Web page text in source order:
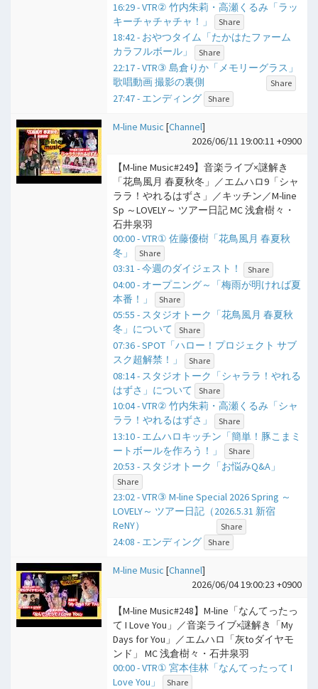
16:29 - VTR② 竹内朱莉・高瀬くるみ「ラッ
キーチャチャチャ！」
Share
18:42 - おやつタイム「たかはたファーム
カラフルボール」
Share
22:17 - VTR③ 島倉りか「メモリーグラス」
歌唱動画 撮影の裏側
Share
27:47 - エンディング Share
M-line Music [Channel]
2026/06/11 19:00:11 +0900
【M-line Music#249】音楽ライブ×謎解き
「花鳥風月 春夏秋冬」／エムハロ9「シャ
ララ！やれるはずさ」／キッチン／M-line
Sp ～LOVELY～ ツアー日記 MC 浅倉樹々・
石井泉羽
00:00 - VTR① 佐藤優樹「花鳥風月 春夏秋
冬」
Share
03:31 - 今週のダイジェスト！ Share
04:00 - オープニング～「梅雨が明ければ夏
本番！」
Share
05:55 - スタジオトーク「花鳥風月 春夏秋
冬」について
Share
07:36 - SPOT「ハロー！プロジェクト サブ
スク超解禁！」
Share
08:14 - スタジオトーク「シャララ！やれる
はずさ」について
Share
10:04 - VTR② 竹内朱莉・高瀬くるみ「シャ
ララ！やれるはずさ」
Share
13:10 - エムハロキッチン「簡単！豚こまミ
ートボールを作ろう！」
Share
20:53 - スタジオトーク「お悩みQ&A」
Share
23:02 - VTR③ M-line Special 2026 Spring ～
LOVELY～ ツアー日記（2026.5.31 新宿
ReNY）
Share
24:08 - エンディング Share
M-line Music [Channel]
2026/06/04 19:00:23 +0900
【M-line Music#248】M-line「なんてったっ
て I Love You」／音楽ライブ×謎解き「My
Days for You」／エムハロ「灰toダイヤモ
ンド」 MC 浅倉樹々・石井泉羽
00:00 - VTR① 宮本佳林「なんてったって I
Love You」
Share